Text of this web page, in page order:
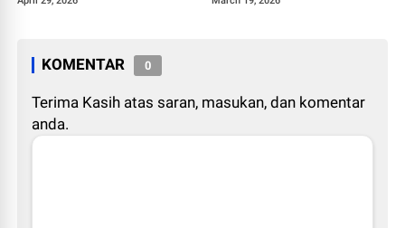
KOMENTAR 0
Terima Kasih atas saran, masukan, dan komentar
anda.